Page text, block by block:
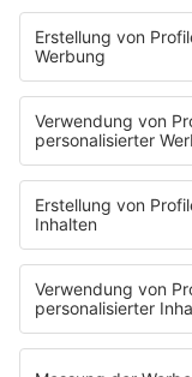
Connect
Team
Musik-Tester
KISS FM APP
Jobline
Streams
Podcasts
Mehr Streams